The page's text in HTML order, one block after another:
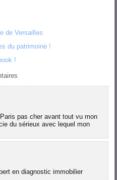
de Versailles
du patrimoine !
!
pas cher avant tout vu mon
du sérieux avec lequel mon
en diagnostic immobilier